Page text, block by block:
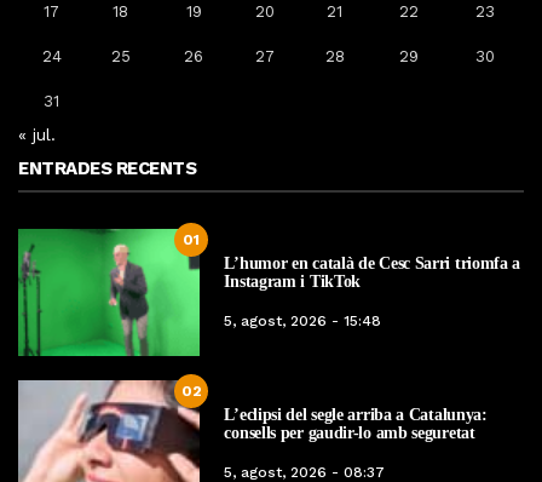
17 18 19 20 21 22 23
24 25 26 27 28 29 30
31
« jul.
ENTRADES RECENTS
01
L’humor en català de Cesc Sarri triomfa a
Instagram i TikTok
5, agost, 2026 - 15:48
02
L’eclipsi del segle arriba a Catalunya:
consells per gaudir-lo amb seguretat
5, agost, 2026 - 08:37